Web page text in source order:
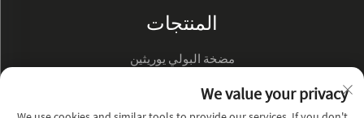
المنتجات
مضخة البولي يوريثين
We value your privacy